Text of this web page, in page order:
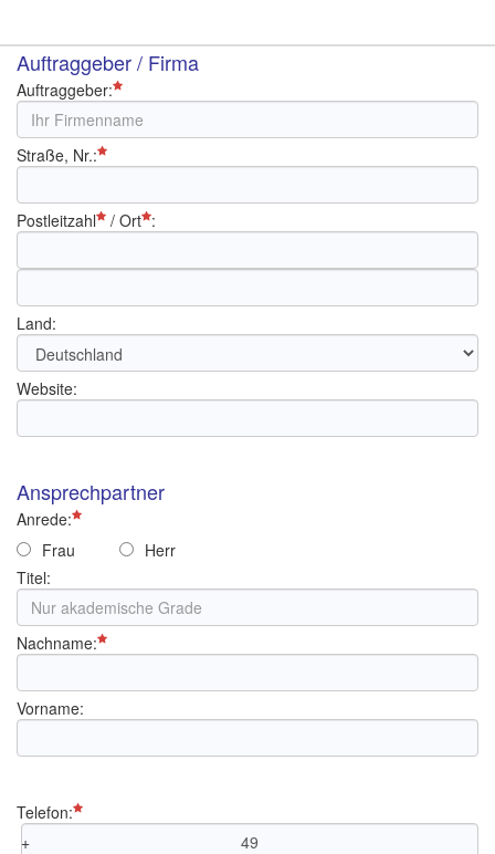
Auftraggeber / Firma
Auftraggeber:
Straße, Nr.:
Postleitzahl / Ort :
Land:
Website:
Ansprechpartner
Anrede:
Frau
Herr
Titel:
Nachname:
Vorname:
Telefon:
+